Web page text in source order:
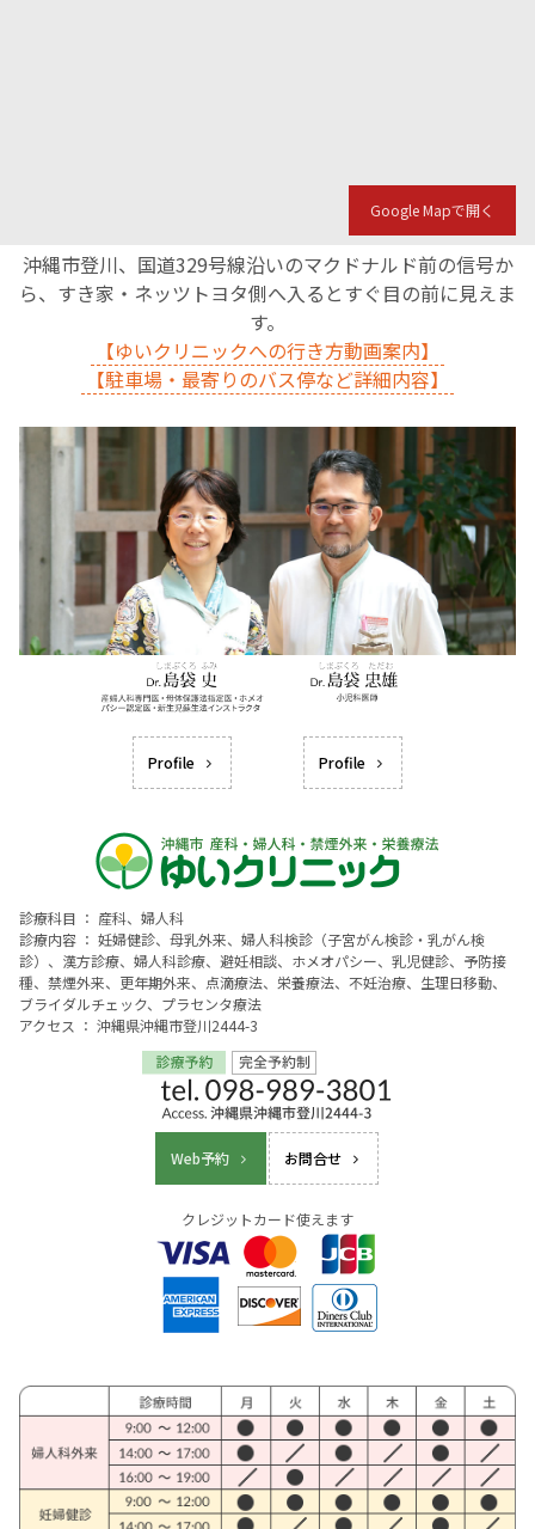
Google Mapで開く
沖縄市登川、国道329号線沿いのマクドナルド前の信号か
ら、すき家・ネッツトヨタ側へ入るとすぐ目の前に見えま
す。
【ゆいクリニックへの行き方動画案内】
【駐車場・最寄りのバス停など詳細内容】
Profile Profile
診療科目 ： 産科、婦人科
診療内容 ： 妊婦健診、母乳外来、婦人科検診（子宮がん検診・乳がん検
診）、漢方診療、婦人科診療、避妊相談、ホメオパシー、乳児健診、予防接
種、禁煙外来、更年期外来、点滴療法、栄養療法、不妊治療、生理日移動、
ブライダルチェック、プラセンタ療法
アクセス ： 沖縄県沖縄市登川2444-3
Web予約 お問合せ
クレジットカード使えます